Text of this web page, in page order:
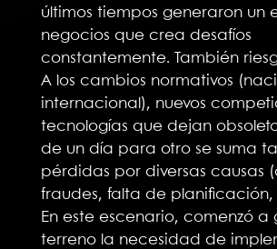
últimos tiempos generaron un
negocios que crea desafíos
constantemente. También
A los cambios normativos
internacional), nuevos
tecnologías que dejan
de un día para otro se suma
pérdidas por diversas causas
fraudes, falta de planificación,
En este escenario, comenzó a
terreno la necesidad de